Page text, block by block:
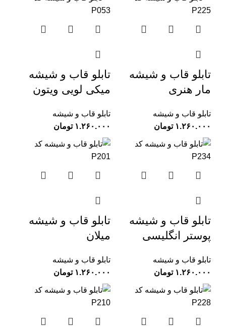
تابلو قاب و شیشه
مار هنری
تابلو قاب و شیشه
تومان
تابلو قاب و شیشه
میکی لویی ویتون
تابلو قاب و شیشه
تومان
تابلو قاب و شیشه
پوستر انگلیسی
تابلو قاب و شیشه
تومان
تابلو قاب و شیشه
میلان
تابلو قاب و شیشه
تومان